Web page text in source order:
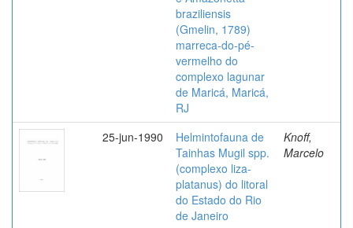
braziliensis
(Gmelin, 1789)
marreca-do-pé-
vermelho do
complexo lagunar
de Maricá, Maricá,
RJ
25-jun-1990
Helmintofauna de
Tainhas Mugil spp.
(complexo liza-
platanus) do litoral
do Estado do Rio
de Janeiro
Knoff,
Marcelo